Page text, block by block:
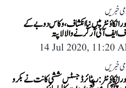
خبریں
انکاؤنٹر میں نیا انکشاف، وکاس دوبے کے
ایف آئی آر کرنے والا لاپتہ
14 Jul 2020, 11:20
خبریں
انکاؤنٹر: ریٹائرڈ جسٹس ششی کانت نے بکرو